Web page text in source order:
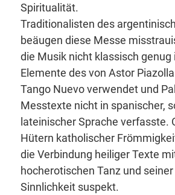
Spiritualität.
Traditionalisten des
beäugen diese Messe
die Musik nicht klassisch genug
Elemente des von Astor
Tango Nuevo verwendet und
Messtexte nicht in spanischer,
lateinischer Sprache verfasste.
Hütern katholischer
die Verbindung heiliger Texte
hocherotischen Tanz und
Sinnlichkeit suspekt.